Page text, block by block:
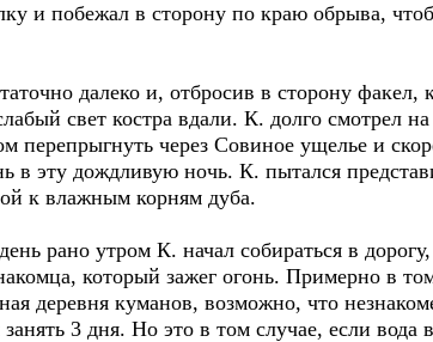
и побежал в сторону по краю обрыва,
далеко и, отбросив в сторону факел,
свет костра вдали. К. долго смотрел
перепрыгнуть через Совиное ущелье и
в эту дождливую ночь. К. пытался
к влажным корням дуба.
рано утром К. начал собираться в дорогу,
который зажег огонь. Примерно в
деревня куманов, возможно, что
3 дня. Но это в том случае, если